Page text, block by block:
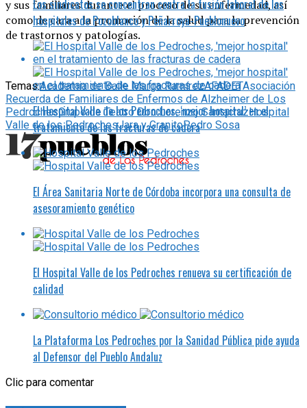
y sus familiares durante el proceso de su enfermedad, así
como de cara a la promoción de la salud para la prevención
de trastornos y patologías.
Temas:Academia de Baile Marga RamírezAFADETAsociación
Recuerda de Familiares de Enfermos de Alzheimer de Los
PedrochesGrupo de Teatro Don Lorenzo SantacruzHospital
Valle de los PedrochesJara y GranitoPedro Sosa
Los sindicatos se concentran contra la fusión laboral de los
hospitales de Pozoblanco y Peñarroya-Pueblonuevo
El Hospital Valle de los Pedroches, ‘mejor hospital’ en el
tratamiento de las fracturas de cadera
El Área Sanitaria Norte de Córdoba incorpora una consulta de
asesoramiento genético
El Hospital Valle de los Pedroches renueva su certificación de
calidad
La Plataforma Los Pedroches por la Sanidad Pública pide ayuda
al Defensor del Pueblo Andaluz
Clic para comentar